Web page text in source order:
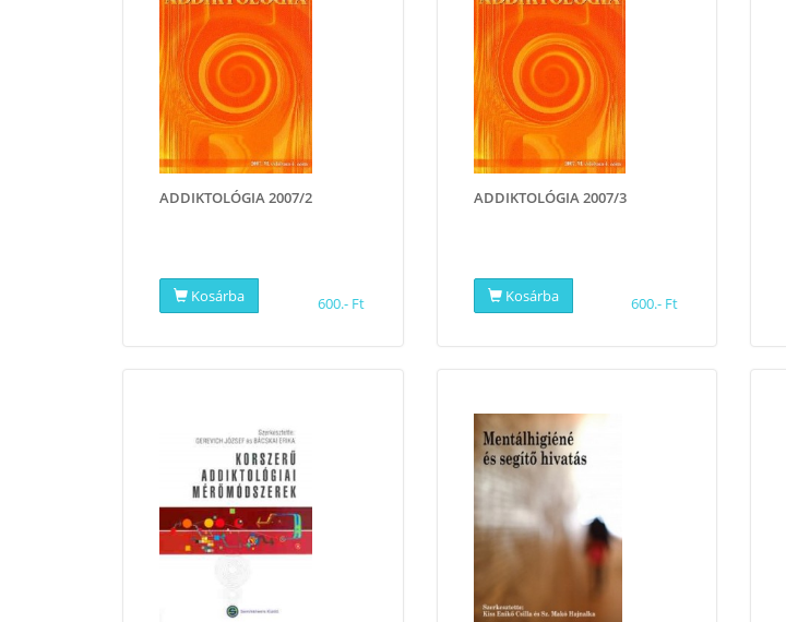
ADDIKTOLÓGIA 2007/2
Kosárba 600.- Ft
ADDIKTOLÓGIA 2007/3
Kosárba 600.- Ft